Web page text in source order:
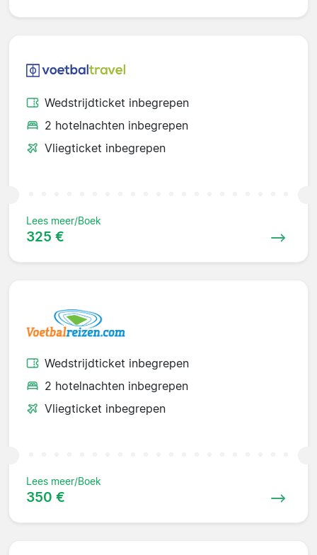
Wedstrijdticket inbegrepen
2 hotelnachten inbegrepen
Vliegticket inbegrepen
Lees meer/Boek
325 €
Wedstrijdticket inbegrepen
2 hotelnachten inbegrepen
Vliegticket inbegrepen
Lees meer/Boek
350 €